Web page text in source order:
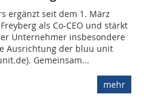
ergänzt seit dem 1. März
als Co-CEO und stärkt
Unternehmer insbesondere
Ausrichtung der bluu unit
Gemeinsam...
mehr